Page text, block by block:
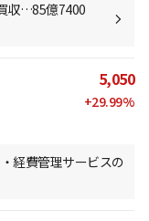
収…85億7400
5,050
+29.99%
経費管理サービスの